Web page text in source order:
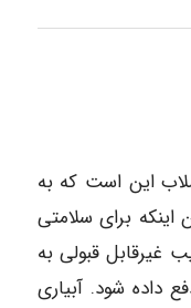
این است که به
برای سلامتی
غیرقابل قبولی به
داده شود. آبیاری